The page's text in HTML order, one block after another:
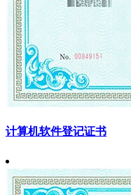
计算机软件登记证书